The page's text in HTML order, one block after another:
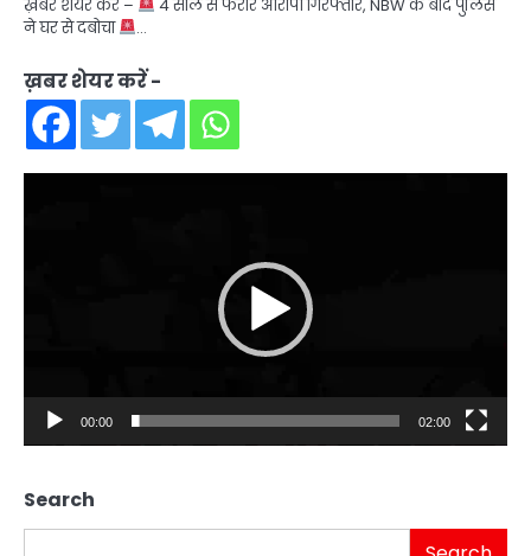
ख़बर शेयर करें –
4 साल से फरार आरोपी गिरफ्तार, NBW के बाद पुलिस
ने घर से दबोचा
…
ख़बर शेयर करें -
00:00 02:00
Search